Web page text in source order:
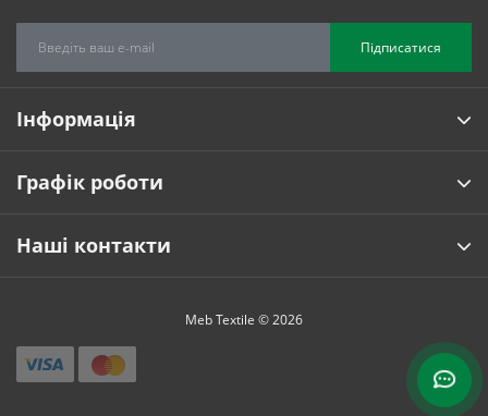
Підписатися
Інформація
Графік роботи
Наші контакти
Meb Textile © 2026